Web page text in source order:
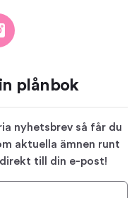
plånbok
nyhetsbrev så får du
aktuella ämnen runt
till din e-post!